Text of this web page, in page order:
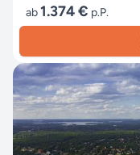
ab1.374 € p.P.